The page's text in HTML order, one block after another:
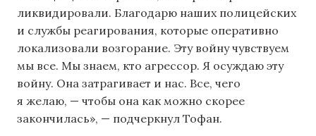
ликвидировали. Благодарю наших полицейских
и службы реагирования, которые оперативно
локализовали возгорание. Эту войну чувствуем
мы все. Мы знаем, кто агрессор. Я осуждаю эту
войну. Она затрагивает и нас. Все, чего
я желаю, — чтобы она как можно скорее
закончилась», — подчеркнул Тофан.